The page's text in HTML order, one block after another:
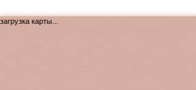
загрузка карты...